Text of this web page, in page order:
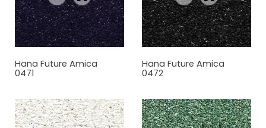
Hana Future Amica
0471
Hana Future Amica
0472